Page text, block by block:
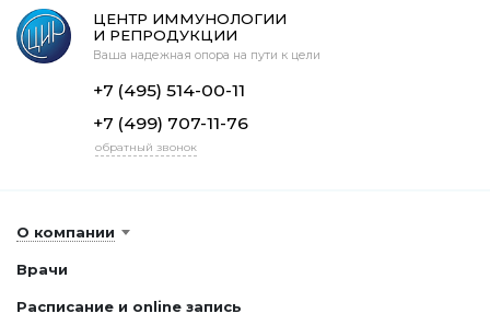
ЦЕНТР ИММУНОЛОГИИ
И РЕПРОДУКЦИИ
Ваша надежная опора на пути к цели
+7 (495) 514-00-11
+7 (499) 707-11-76
обратный звонок
О компании
Врачи
Расписание и online запись